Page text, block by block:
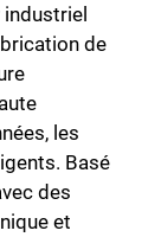
industriel
de
les
Basé
des
et